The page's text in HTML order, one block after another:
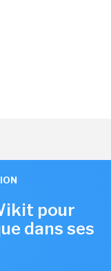
pour
dans ses